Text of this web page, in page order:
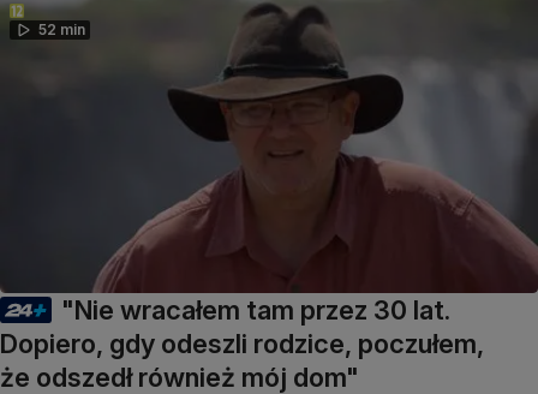
52 min
"Nie wracałem tam przez 30 lat.
Dopiero, gdy odeszli rodzice, poczułem,
że odszedł również mój dom"